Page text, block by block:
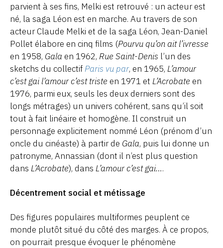
parvient à ses fins, Melki est retrouvé : un acteur est
né, la saga Léon est en marche. Au travers de son
acteur Claude Melki et de la saga Léon, Jean-Daniel
Pollet élabore en cinq films (Pourvu qu’on ait l’ivresse
en 1958, Gala en 1962, Rue Saint-Denis l’un des
sketchs du collectifParis vu par, en 1965, L’amour
c’est gai l’amour c’est triste en 1971 et L’Acrobate en
1976, parmi eux, seuls les deux derniers sont des
longs métrages) un univers cohérent, sans qu’il soit
tout à fait linéaire et homogène. Il construit un
personnage explicitement nommé Léon (prénom d’un
oncle du cinéaste) à partir de Gala, puis lui donne un
patronyme, Annassian (dont il n’est plus question
dans L’Acrobate), dans L’amour c’est gai….
Décentrement social et métissage
Des figures populaires multiformes peuplent ce
monde plutôt situé du côté des marges. À ce propos,
on pourrait presque évoquer le phénomène